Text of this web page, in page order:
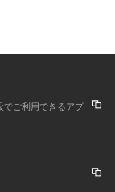
でご利用できるアプ